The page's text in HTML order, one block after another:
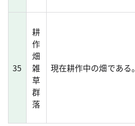
35
耕
作
畑
雑
草
群
落
現在耕作中の畑である。